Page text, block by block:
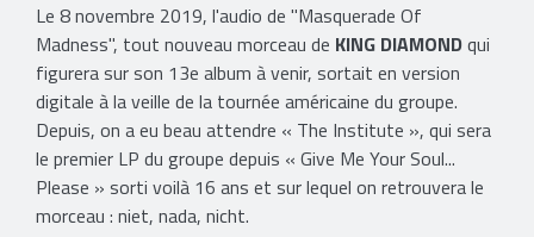
Le 8 novembre 2019, l'audio de "Masquerade Of
Madness", tout nouveau morceau de KING DIAMONDqui
figurera sur son 13e album à venir, sortait en version
digitale à la veille de la tournée américaine du groupe.
Depuis, on a eu beau attendre « The Institute », qui sera
le premier LP du groupe depuis « Give Me Your Soul...
Please » sorti voilà 16 ans et sur lequel on retrouvera le
morceau : niet, nada, nicht.